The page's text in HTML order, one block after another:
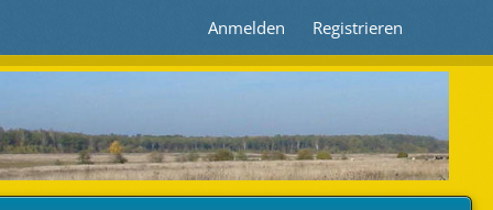
Anmelden Registrieren